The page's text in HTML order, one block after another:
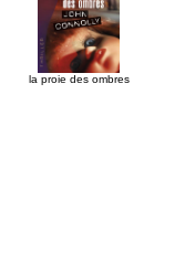
la proie des ombres